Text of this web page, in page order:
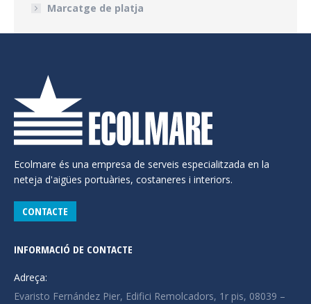
Marcatge de platja
Ecolmare és una empresa de serveis especialitzada en la
neteja d'aigües portuàries, costaneres i interiors.
CONTACTE
INFORMACIÓ DE CONTACTE
Adreça:
Evaristo Fernández Pier, Edifici Remolcadors, 1r pis, 08039 –